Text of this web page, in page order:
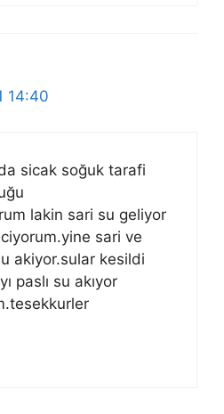
14:40
sicak soğuk tarafi
lakin sari su geliyor
sari ve
akiyor.sular kesildi
paslı su akıyor